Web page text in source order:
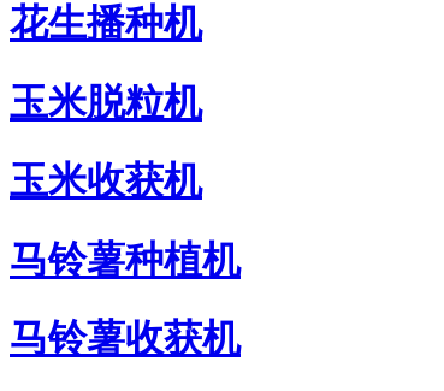
花生播种机
玉米脱粒机
玉米收获机
马铃薯种植机
马铃薯收获机